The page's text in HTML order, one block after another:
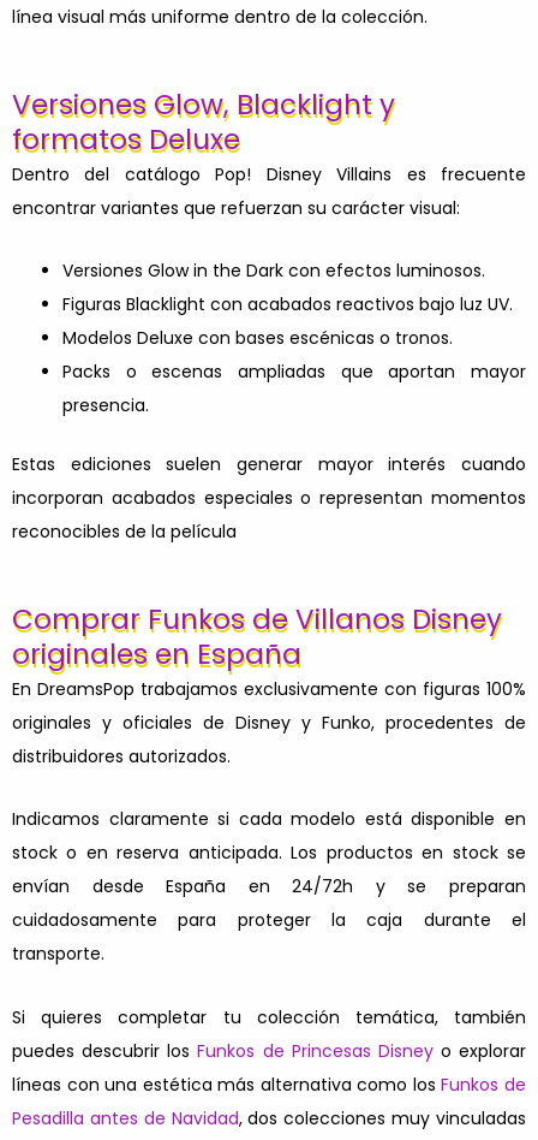
línea visual más uniforme dentro de la colección.
Versiones Glow, Blacklight y
formatos Deluxe
Dentro del catálogo Pop! Disney Villains es frecuente
encontrar variantes que refuerzan su carácter visual:
Versiones Glow in the Dark con efectos luminosos.
Figuras Blacklight con acabados reactivos bajo luz UV.
Modelos Deluxe con bases escénicas o tronos.
Packs o escenas ampliadas que aportan mayor
presencia.
Estas ediciones suelen generar mayor interés cuando
incorporan acabados especiales o representan momentos
reconocibles de la película
Comprar Funkos de Villanos Disney
originales en España
En DreamsPop trabajamos exclusivamente con figuras 100%
originales y oficiales de Disney y Funko, procedentes de
distribuidores autorizados.
Indicamos claramente si cada modelo está disponible en
stock o en reserva anticipada. Los productos en stock se
envían desde España en 24/72h y se preparan
cuidadosamente para proteger la caja durante el
transporte.
Si quieres completar tu colección temática, también
puedes descubrir losFunkos de Princesas Disneyo explorar
líneas con una estética más alternativa como losFunkos de
Pesadilla antes de Navidad, dos colecciones muy vinculadas